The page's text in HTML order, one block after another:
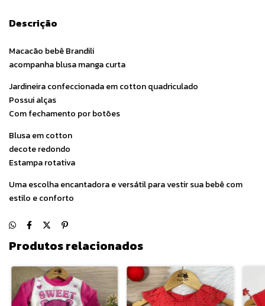
Descrição
Macacão bebê Brandili
acompanha blusa manga curta
Jardineira confeccionada em cotton quadriculado
Possui alças
Com fechamento por botões
Blusa em cotton
decote redondo
Estampa rotativa
Uma escolha encantadora e versátil para vestir sua bebê com
estilo e conforto
Produtos relacionados